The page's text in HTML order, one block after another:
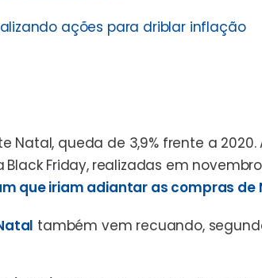
ações para driblar inflação
Natal, queda de 3,9% frente a
Black Friday, realizadas em
que iriam adiantar as compras
também vem recuando,